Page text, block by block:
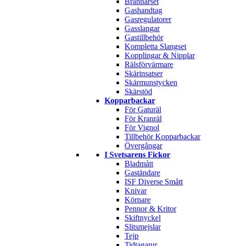
Gashandtag
Gasregulatorer
Gasslangar
Gastillbehör
Kompletta Slangset
Kopplingar & Nipplar
Rälsförvärmare
Skärinsatser
Skärmunstycken
Skärstöd
Kopparbackar
För Gaturäl
För Kranräl
För Vignol
Tillbehör Kopparbackar
Övergångar
I Svetsarens Fickor
Bladmått
Gaständare
ISF Diverse Smått
Knivar
Körnare
Pennor & Kritor
Skiftnyckel
Slitsmejslar
Tejp